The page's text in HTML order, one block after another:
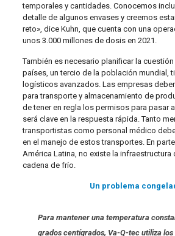
temporales y cantidades. Conocemos
detalle de algunos envases y creemos
reto», dice Kuhn, que cuenta con una
unos 3.000 millones de dosis en 2021.
También es necesario planificar la
países, un tercio de la población mundial,
logísticos avanzados. Las empresas
para transporte y almacenamiento de
de tener en regla los permisos para pasar
será clave en la respuesta rápida. Tanto
transportistas como personal médico
en el manejo de estos transportes. En
América Latina, no existe la infraestructura
cadena de frío.
Un problema
Para mantener una temperatura
grados centígrados, Va-Q-tec utiliza